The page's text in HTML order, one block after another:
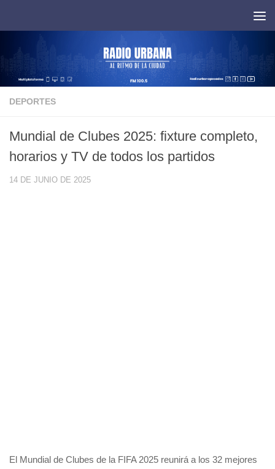
DEPORTES
Mundial de Clubes 2025: fixture completo,
horarios y TV de todos los partidos
14 DE JUNIO DE 2025
El Mundial de Clubes de la FIFA 2025 reunirá a los 32 mejores